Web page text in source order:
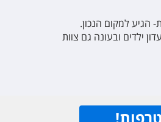
הגיע למקום הנכון.
הקטנים באילת מפעילים בריכת שחייה, חדר אוכל שמגיש 2 ארוחות ביום, מועדון ילדים ובעונה גם צוות
!